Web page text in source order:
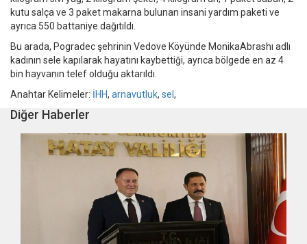
kutu salça ve 3 paket makarna bulunan insani yardım paketi ve
ayrıca 550 battaniye dağıtıldı.
Bu arada, Pogradec şehrinin Vedove Köyünde MonikaAbrashı adlı
kadının sele kapılarak hayatını kaybettiği, ayrıca bölgede en az 4
bin hayvanın telef olduğu aktarıldı.
Anahtar Kelimeler: İHH, arnavutluk, sel ,
Diğer Haberler